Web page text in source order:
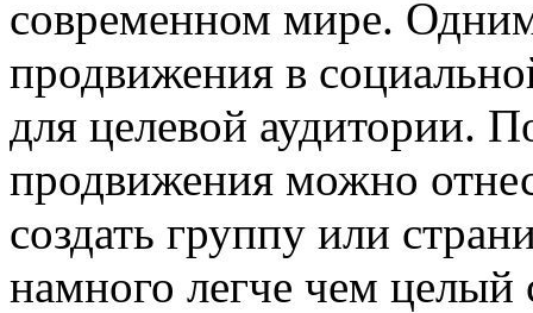
современном мире.
продвижения в
для целевой аудитории.
продвижения можно
создать группу или
намного легче чем целый